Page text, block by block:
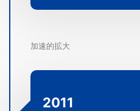
2011
加速的拡大